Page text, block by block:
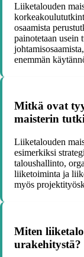
Liiketalouden
osaamista
painotetaan usein
enemmän
Mitkä ovat
maisterin
Liiketalouden
esimerkiksi
taloushallinto,
liiketoiminta ja
myös
Miten
urakehitystä?